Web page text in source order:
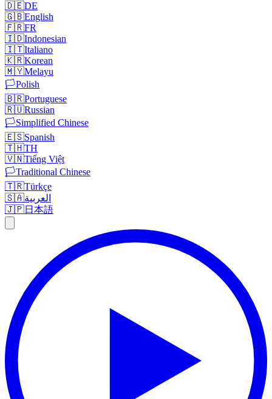
🇩🇪DE
🇬🇧English
🇫🇷FR
🇮🇩Indonesian
🇮🇹Italiano
🇰🇷Korean
🇲🇾Melayu
🏳️Polish
🇧🇷Portuguese
🇷🇺Russian
🏳️Simplified Chinese
🇪🇸Spanish
🇹🇭TH
🇻🇳Tiếng Việt
🏳️Traditional Chinese
🇹🇷Türkçe
🇸🇦العربية
🇯🇵日本語